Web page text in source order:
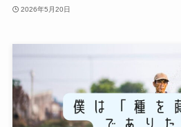
2026年5月20日